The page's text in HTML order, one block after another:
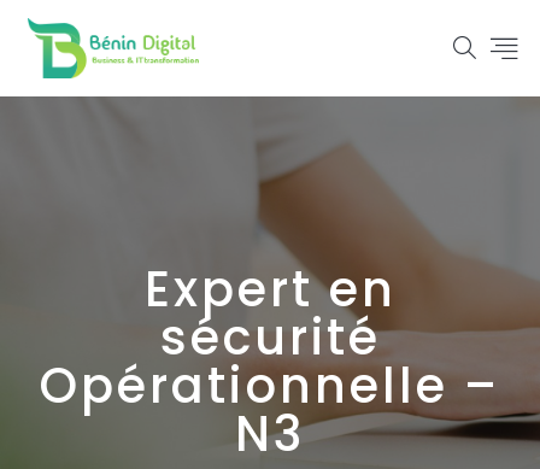
Expert en
sécurité
Opérationnelle –
N3